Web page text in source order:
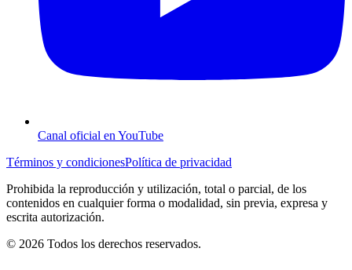
Canal oficial en YouTube
Términos y condicionesPolítica de privacidad
Prohibida la reproducción y utilización, total o parcial, de los
contenidos en cualquier forma o modalidad, sin previa, expresa y
escrita autorización.
© 2026 Todos los derechos reservados.